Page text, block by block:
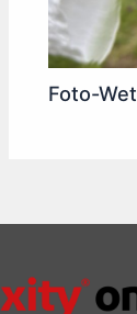
Foto-